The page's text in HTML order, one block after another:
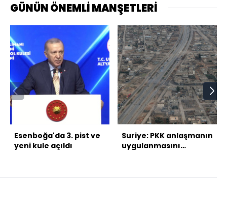
GÜNÜN ÖNEMLİ MANŞETLERİ
Esenboğa'da 3. pist ve
yeni kule açıldı
Suriye: PKK anlaşmanın
uygulanmasını